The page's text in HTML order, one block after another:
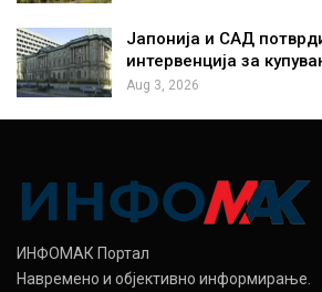
Јапонија и САД
интервенција за
Aug 3, 2026
ИНФОМАК Портал
Навремено и објективно информирање.